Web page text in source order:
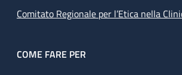
Comitato Regionale per l’Etica nella
COME FARE PER